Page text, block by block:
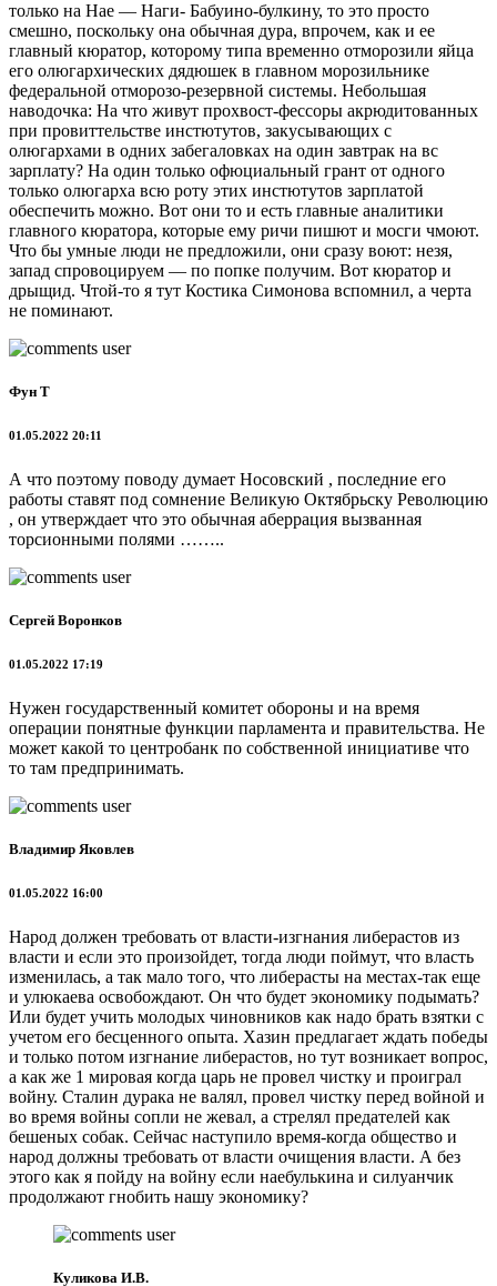
только на Нае — Наги- Бабуино-булкину, то это просто
смешно, поскольку она обычная дура, впрочем, как и ее
главный кюратор, которому типа временно отморозили яйца
его олюгархических дядюшек в главном морозильнике
федеральной отморозо-резервной системы. Небольшая
наводочка: На что живут прохвост-фессоры акрюдитованных
при провиттельстве инстютутов, закусывающих с
олюгархами в одних забегаловках на один завтрак на вс
зарплату? На один только офюциальный грант от одного
только олюгарха всю роту этих инстютутов зарплатой
обеспечить можно. Вот они то и есть главные аналитики
главного кюратора, которые ему ричи пишют и мосги чмоют.
Что бы умные люди не предложили, они сразу воют: незя,
запад спровоцируем — по попке получим. Вот кюратор и
дрыщид. Чтой-то я тут Костика Симонова вспомнил, а черта
не поминают.
Фун Т
01.05.2022 20:11
А что поэтому поводу думает Носовский , последние его
работы ставят под сомнение Великую Октябрьску Революцию
, он утверждает что это обычная аберрация вызванная
торсионными полями ……..
Сергей Воронков
01.05.2022 17:19
Нужен государственный комитет обороны и на время
операции понятные функции парламента и правительства. Не
может какой то центробанк по собственной инициативе что
то там предпринимать.
Владимир Яковлев
01.05.2022 16:00
Народ должен требовать от власти-изгнания либерастов из
власти и если это произойдет, тогда люди поймут, что власть
изменилась, а так мало того, что либерасты на местах-так еще
и улюкаева освобождают. Он что будет экономику подымать?
Или будет учить молодых чиновников как надо брать взятки с
учетом его бесценного опыта. Хазин предлагает ждать победы
и только потом изгнание либерастов, но тут возникает вопрос,
а как же 1 мировая когда царь не провел чистку и проиграл
войну. Сталин дурака не валял, провел чистку перед войной и
во время войны сопли не жевал, а стрелял предателей как
бешеных собак. Сейчас наступило время-когда общество и
народ должны требовать от власти очищения власти. А без
этого как я пойду на войну если наебулькина и силуанчик
продолжают гнобить нашу экономику?
Куликова И.В.